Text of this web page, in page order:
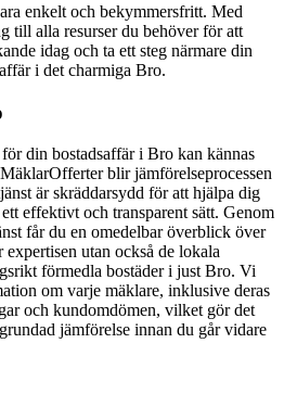
enkelt och bekymmersfritt. Med
till alla resurser du behöver för att
idag och ta ett steg närmare din
i det charmiga Bro.
din bostadsaffär i Bro kan kännas
blir jämförelseprocessen
är skräddarsydd för att hjälpa dig
effektivt och transparent sätt. Genom
får du en omedelbar överblick över
utan också de lokala
förmedla bostäder i just Bro. Vi
om varje mäklare, inklusive deras
och kundomdömen, vilket gör det
jämförelse innan du går vidare